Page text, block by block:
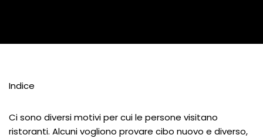
Indice
Ci sono diversi motivi per cui le persone visitano
ristoranti. Alcuni vogliono provare cibo nuovo e diverso,